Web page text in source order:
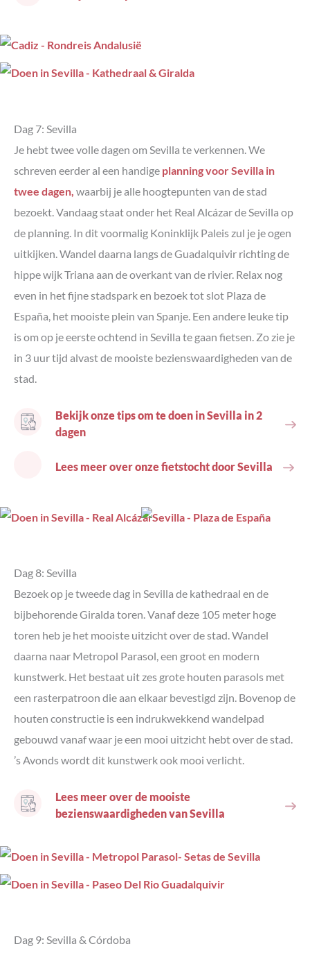
Dag 7: Sevilla
Je hebt twee volle dagen om Sevilla te verkennen. We
schreven eerder al een handige planning voor Sevilla in
twee dagen, waarbij je alle hoogtepunten van de stad
bezoekt. Vandaag staat onder het Real Alcázar de Sevilla op
de planning. In dit voormalig Koninklijk Paleis zul je je ogen
uitkijken. Wandel daarna langs de Guadalquivir richting de
hippe wijk Triana aan de overkant van de rivier. Relax nog
even in het fijne stadspark en bezoek tot slot Plaza de
España, het mooiste plein van Spanje. Een andere leuke tip
is om op je eerste ochtend in Sevilla te gaan fietsen. Zo zie je
in 3 uur tijd alvast de mooiste bezienswaardigheden van de
stad.
Bekijk onze tips om te doen in Sevilla in 2
dagen
Lees meer over onze fietstocht door Sevilla
Dag 8: Sevilla
Bezoek op je tweede dag in Sevilla de kathedraal en de
bijbehorende Giralda toren. Vanaf deze 105 meter hoge
toren heb je het mooiste uitzicht over de stad. Wandel
daarna naar Metropol Parasol, een groot en modern
kunstwerk. Het bestaat uit zes grote houten parasols met
een rasterpatroon die aan elkaar bevestigd zijn. Bovenop de
houten constructie is een indrukwekkend wandelpad
gebouwd vanaf waar je een mooi uitzicht hebt over de stad.
’s Avonds wordt dit kunstwerk ook mooi verlicht.
Lees meer over de mooiste
bezienswaardigheden van Sevilla
Dag 9: Sevilla & Córdoba